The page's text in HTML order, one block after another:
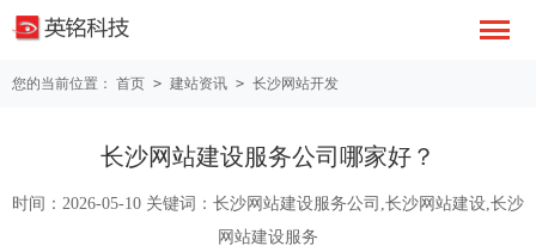
您的当前位置： 首页 > 建站资讯 > 长沙网站开发
长沙网站建设服务公司哪家好？
时间：2026-05-10 关键词：长沙网站建设服务公司,长沙网站建设,长沙
网站建设服务